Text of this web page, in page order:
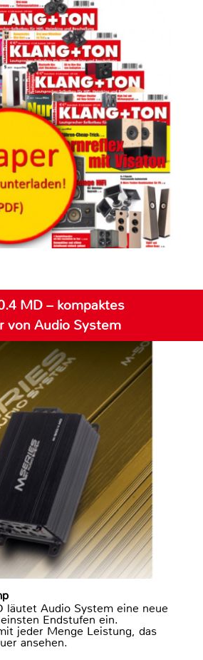
MD – kompaktes
von Audio System
läutet Audio System eine neue
Endstufen ein.
jeder Menge Leistung, das
ansehen.